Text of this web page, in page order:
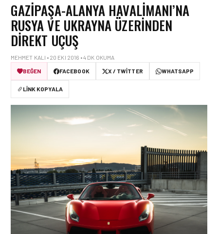
GAZIPAŞA-ALANYA HAVALIMANI’NA
RUSYA VE UKRAYNA ÜZERINDEN
DIREKT UÇUŞ
MEHMET KALI • 20 EKI 2016 • 4 DK OKUMA
BEĞEN
FACEBOOK X / TWITTER WHATSAPP
LINK KOPYALA